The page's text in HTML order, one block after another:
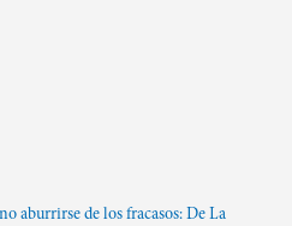
aburrirse de los fracasos: De La